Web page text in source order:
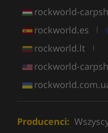
rockworld-
rockworld.es |
rockworld.lt |
rockworld-
Producenci: